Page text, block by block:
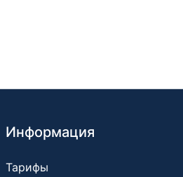
Информация
Тарифы